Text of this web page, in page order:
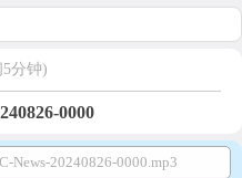
5分钟)
0000
News-20240826-0000.mp3